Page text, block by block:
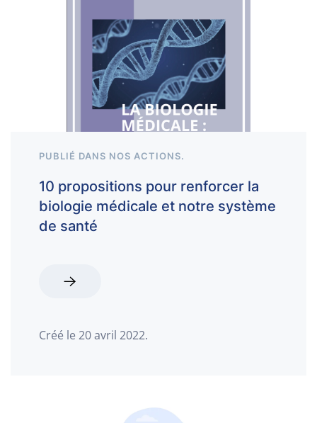
PUBLIÉ DANS NOS ACTIONS.
10 propositions pour renforcer la
biologie médicale et notre système
de santé
Créé le 20 avril 2022.